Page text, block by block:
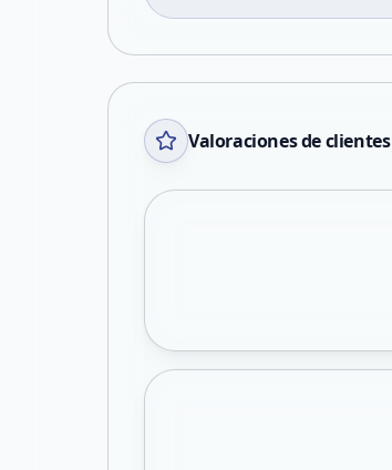
Valoraciones de clientes